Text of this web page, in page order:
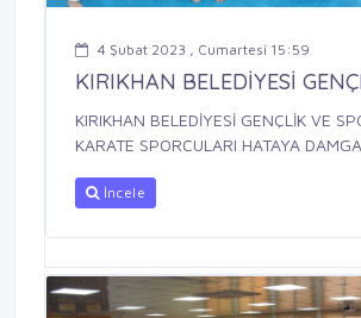
4 Şubat 2023 , Cumartesi 15:59
KIRIKHAN BELEDİYESİ
KIRIKHAN BELEDİYESİ GENÇLİK VE
KARATE SPORCULARI HATAYA
İncele